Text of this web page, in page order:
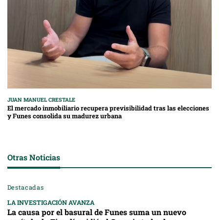
JUAN MANUEL CRESTALE
El mercado inmobiliario recupera previsibilidad tras las elecciones
y Funes consolida su madurez urbana
Otras Noticias
Destacadas
LA INVESTIGACIÓN AVANZA
La causa por el basural de Funes suma un nuevo